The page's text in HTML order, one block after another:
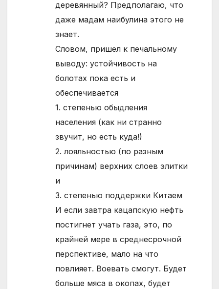
деревянный? Предполагаю, что
даже мадам наибулина этого не
знает.
Словом, пришел к печальному
выводу: устойчивость на
болотах пока есть и
обеспечивается
1. степенью обыдления
населения (как ни странно
звучит, но есть куда!)
2. лояльностью (по разным
причинам) верхних слоев элитки
и
3. степенью поддержки Китаем
И если завтра кацапскую нефть
постигнет учать газа, это, по
крайней мере в среднесрочной
перспективе, мало на что
повлияет. Воевать смогут. Будет
больше мяса в окопах, будет